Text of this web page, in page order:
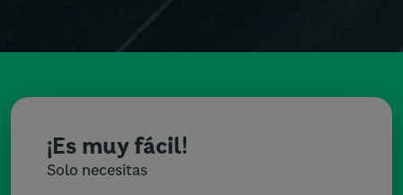
¡Es muy fácil!
Solo necesitas